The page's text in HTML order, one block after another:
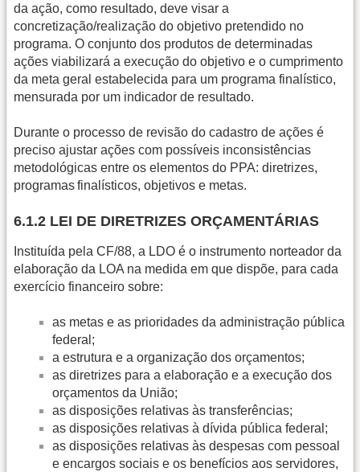
da ação, como resultado, deve visar a
concretização/realização do objetivo pretendido no
programa. O conjunto dos produtos de determinadas
ações viabilizará a execução do objetivo e o cumprimento
da meta geral estabelecida para um programa finalístico,
mensurada por um indicador de resultado.
Durante o processo de revisão do cadastro de ações é
preciso ajustar ações com possíveis inconsistências
metodológicas entre os elementos do PPA: diretrizes,
programas finalísticos, objetivos e metas.
6.1.2 LEI DE DIRETRIZES ORÇAMENTÁRIAS
Instituída pela CF/88, a LDO é o instrumento norteador da
elaboração da LOA na medida em que dispõe, para cada
exercício financeiro sobre:
as metas e as prioridades da administração pública
federal;
a estrutura e a organização dos orçamentos;
as diretrizes para a elaboração e a execução dos
orçamentos da União;
as disposições relativas às transferências;
as disposições relativas à dívida pública federal;
as disposições relativas às despesas com pessoal
e encargos sociais e os benefícios aos servidores,